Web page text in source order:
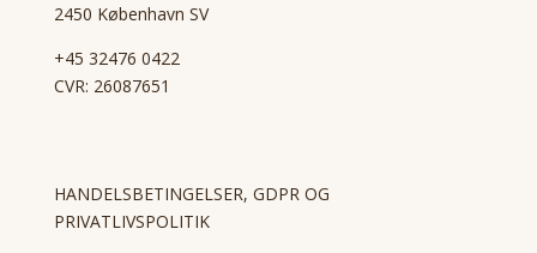
2450 København SV
+45 32476 0422
CVR: 26087651
HANDELSBETINGELSER, GDPR OG
PRIVATLIVSPOLITIK